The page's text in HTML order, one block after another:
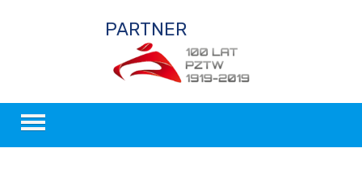
PARTNER
PZTW